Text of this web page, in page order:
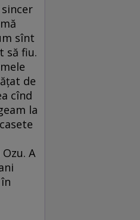
sînt
să fiu.
de
cînd
la
A